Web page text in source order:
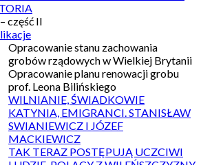
część II
Opracowanie stanu zachowania
grobów rządowych w Wielkiej Brytanii
Opracowanie planu renowacji grobu
prof. Leona Bilińskiego
WILNIANIE, ŚWIADKOWIE
KATYNIA, EMIGRANCI. STANISŁAW
SWIANIEWICZ I JÓZEF
MACKIEWICZ
TAK TERAZ POSTĘPUJĄ UCZCIWI